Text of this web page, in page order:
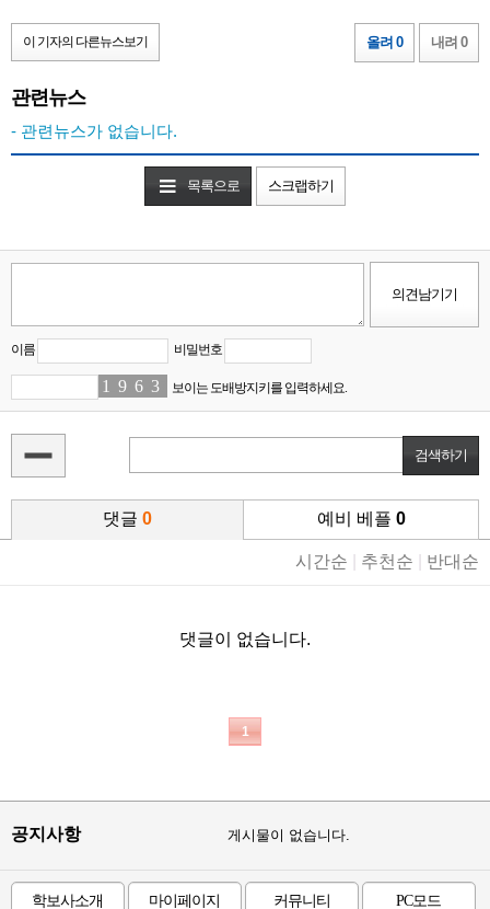
이 기자의 다른뉴스보기 올려 0 내려 0
관련뉴스
- 관련뉴스가 없습니다.
목록으로 스크랩하기
이름 비밀번호
1 94 62 37 보이는 도배방지키를 입력하세요.
댓글 0 예비 베플 0
시간순 추천순 반대순
댓글이 없습니다.
1
공지사항 게시물이 없습니다.
학보사소개 마이페이지 커뮤니티 PC모드